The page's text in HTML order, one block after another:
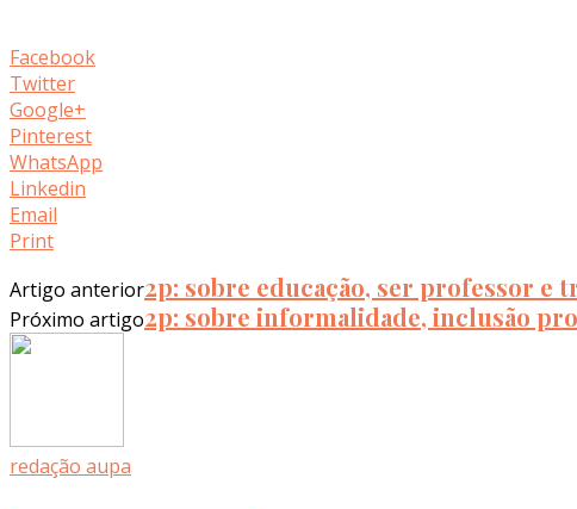
Facebook
Twitter
Google+
Pinterest
WhatsApp
Linkedin
Email
Print
Artigo anterior2p: sobre educação, ser professor e
Próximo artigo2p: sobre informalidade, inclusão
redação aupa